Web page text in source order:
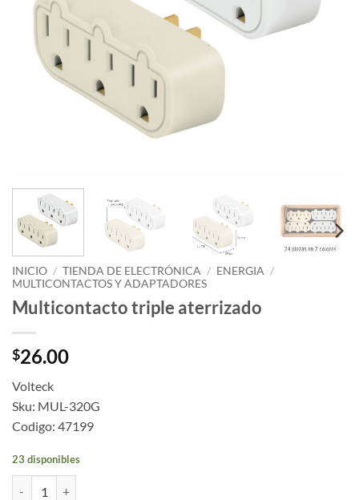
INICIO / TIENDA DE ELECTRÓNICA / ENERGIA /
MULTICONTACTOS Y ADAPTADORES
Multicontacto triple aterrizado
$26.00
Volteck
Sku: MUL-320G
Codigo: 47199
23 disponibles